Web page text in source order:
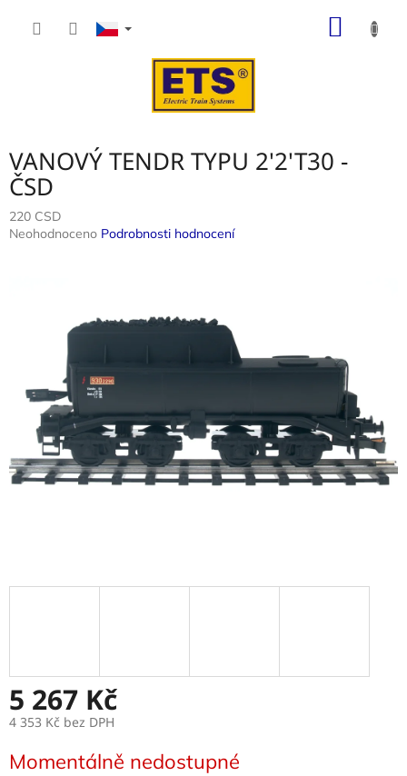
VANOVÝ TENDR TYPU 2'2'T30 -
ČSD
220 CSD
Průměrné
hvězdiček.
Neohodnoceno Podrobnosti hodnocení
5 267 Kč
4 353 Kč bez DPH
cena:
Momentálně nedostupné